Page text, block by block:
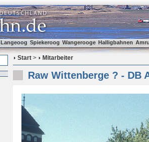
Langeoog Spiekeroog Wangerooge Halligbahnen
Start > Mitarbeiter
Raw Wittenberge ? - DB